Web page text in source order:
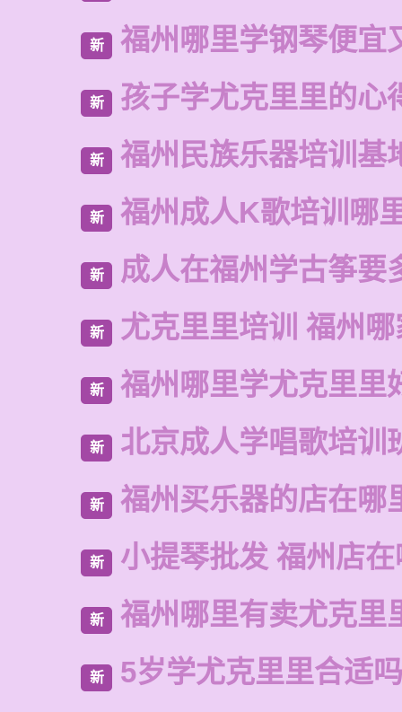
新 福州哪里学钢琴便宜
新 孩子学尤克里里的心
新 福州民族乐器培训基
新 福州成人K歌培训哪
新 成人在福州学古筝要
新 尤克里里培训 福州
新 福州哪里学尤克里里
新 北京成人学唱歌培训
新 福州买乐器的店在哪
新 小提琴批发 福州店
新 福州哪里有卖尤克里
新 5岁学尤克里里合适